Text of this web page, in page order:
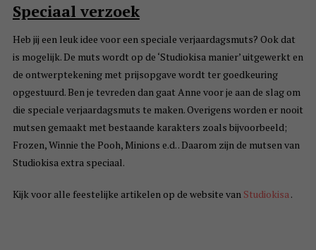
Speciaal verzoek
Heb jij een leuk idee voor een speciale verjaardagsmuts? Ook dat
is mogelijk. De muts wordt op de ‘Studiokisa manier’ uitgewerkt en
de ontwerptekening met prijsopgave wordt ter goedkeuring
opgestuurd. Ben je tevreden dan gaat Anne voor je aan de slag om
die speciale verjaardagsmuts te maken. Overigens worden er nooit
mutsen gemaakt met bestaande karakters zoals bijvoorbeeld;
Frozen, Winnie the Pooh, Minions e.d. . Daarom zijn de mutsen van
Studiokisa extra speciaal.
Kijk voor alle feestelijke artikelen op de website van Studiokisa.